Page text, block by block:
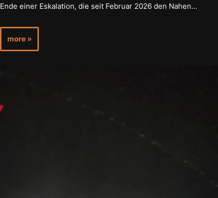
Ende einer Eskalation, die seit Februar 2026 den Nahen…
more »